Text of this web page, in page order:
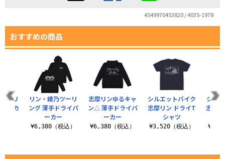
4549970453820 / 4035-1978
おすすめの商品
志摩リンゆるキャ
ン△ 薄手ドライパ
ーカー
¥6,380（税込）
シルエットバイク
志摩リン ドライT
シャツ
¥3,520（税込）
シル
志摩
ーリ
ーカ
リン・綾乃ツーリ
ング 薄手ドライパ
ーカー
¥6,380（税込）